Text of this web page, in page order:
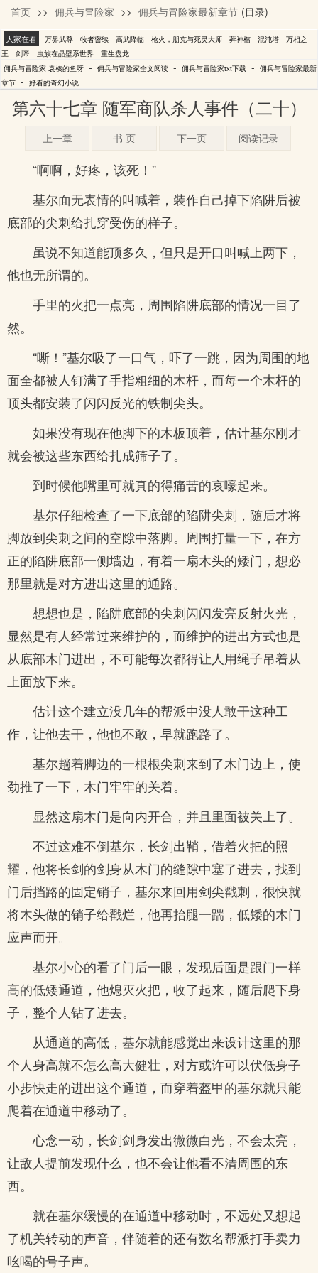
袁榛的鱼呀
首页 >> 佣兵与冒险家 >> 佣兵与冒险家最新章节 (目录)
大家在看 万界武尊 牧者密续 高武降临 枪火，朋克与死灵大师 葬神棺 混沌塔
万相之
王
剑帝 虫族在晶壁系世界
重生盘龙
佣兵与冒险家 袁榛的鱼呀 - 佣兵与冒险家全文阅读 - 佣兵与冒险家txt下载 - 佣兵与冒险家最新
章节 - 好看的奇幻小说
第六十七章 随军商队杀人事件（二十）
上一章 书 页 下一页 阅读记录
“啊啊，好疼，该死！”
基尔面无表情的叫喊着，装作自己掉下陷阱后被
底部的尖刺给扎穿受伤的样子。
虽说不知道能顶多久，但只是开口叫喊上两下，
他也无所谓的。
手里的火把一点亮，周围陷阱底部的情况一目了
然。
“嘶！”基尔吸了一口气，吓了一跳，因为周围的地
面全都被人钉满了手指粗细的木杆，而每一个木杆的
顶头都安装了闪闪反光的铁制尖头。
如果没有现在他脚下的木板顶着，估计基尔刚才
就会被这些东西给扎成筛子了。
到时候他嘴里可就真的得痛苦的哀嚎起来。
基尔仔细检查了一下底部的陷阱尖刺，随后才将
脚放到尖刺之间的空隙中落脚。周围打量一下，在方
正的陷阱底部一侧墙边，有着一扇木头的矮门，想必
那里就是对方进出这里的通路。
想想也是，陷阱底部的尖刺闪闪发亮反射火光，
显然是有人经常过来维护的，而维护的进出方式也是
从底部木门进出，不可能每次都得让人用绳子吊着从
上面放下来。
估计这个建立没几年的帮派中没人敢干这种工
作，让他去干，他也不敢，早就跑路了。
基尔趟着脚边的一根根尖刺来到了木门边上，使
劲推了一下，木门牢牢的关着。
显然这扇木门是向内开合，并且里面被关上了。
不过这难不倒基尔，长剑出鞘，借着火把的照
耀，他将长剑的剑身从木门的缝隙中塞了进去，找到
门后挡路的固定销子，基尔来回用剑尖戳刺，很快就
将木头做的销子给戳烂，他再抬腿一踹，低矮的木门
应声而开。
基尔小心的看了门后一眼，发现后面是跟门一样
高的低矮通道，他熄灭火把，收了起来，随后爬下身
子，整个人钻了进去。
从通道的高低，基尔就能感觉出来设计这里的那
个人身高就不怎么高大健壮，对方或许可以伏低身子
小步快走的进出这个通道，而穿着盔甲的基尔就只能
爬着在通道中移动了。
心念一动，长剑剑身发出微微白光，不会太亮，
让敌人提前发现什么，也不会让他看不清周围的东
西。
就在基尔缓慢的在通道中移动时，不远处又想起
了机关转动的声音，伴随着的还有数名帮派打手卖力
吆喝的号子声。